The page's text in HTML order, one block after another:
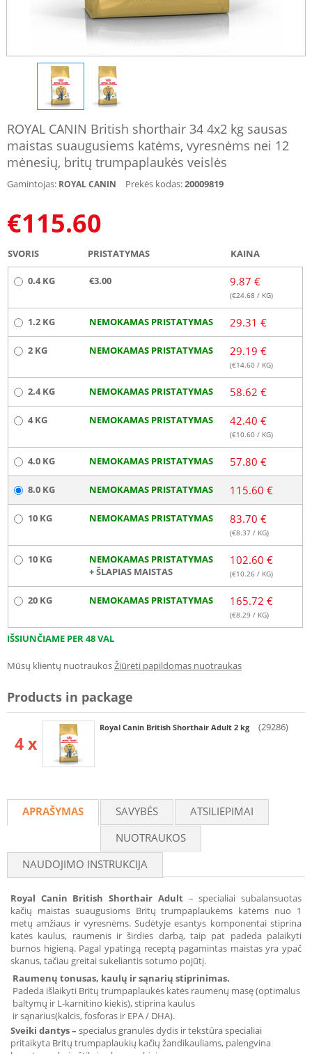
ROYAL CANIN British shorthair 34 4x2 kg sausas
maistas suaugusiems katėms, vyresnėms nei 12
mėnesių, britų trumpaplaukės veislės
Gamintojas: ROYAL CANIN Prekės kodas:20009819
€115.60
SVORIS PRISTATYMAS KAINA
0.4 KG €3.00 9.87 €
(€24.68 / KG)
1.2 KG NEMOKAMAS PRISTATYMAS 29.31 €
2 KG NEMOKAMAS PRISTATYMAS 29.19 €
(€14.60 / KG)
2.4 KG NEMOKAMAS PRISTATYMAS 58.62 €
4 KG NEMOKAMAS PRISTATYMAS 42.40 €
(€10.60 / KG)
4.0 KG NEMOKAMAS PRISTATYMAS 57.80 €
8.0 KG NEMOKAMAS PRISTATYMAS 115.60 €
10 KG NEMOKAMAS PRISTATYMAS 83.70 €
(€8.37 / KG)
10 KG
NEMOKAMAS PRISTATYMAS
+ ŠLAPIAS MAISTAS
102.60 €
(€10.26 / KG)
20 KG NEMOKAMAS PRISTATYMAS 165.72 €
(€8.29 / KG)
IŠSIUNČIAME PER 48 VAL
Mūsų klientų nuotraukosŽiūrėti papildomas nuotraukas
Products in package
4 x
Royal Canin British Shorthair Adult 2 kg (29286)
APRAŠYMAS SAVYBĖS
ATSILIEPIMAI
NUOTRAUKOS
NAUDOJIMO INSTRUKCIJA
Royal Canin British Shorthair Adult– specialiai subalansuotas
kačių maistas suaugusioms Britų trumpaplaukėms katėms nuo 1
metų amžiaus ir vyresnėms. Sudėtyje esantys komponentai stiprina
katės kaulus, raumenis ir širdies darbą, taip pat padeda palaikyti
burnos higieną. Pagal ypatingą receptą pagamintas maistas yra ypač
skanus, tačiau greitai sukeliantis sotumo pojūtį.
Raumenų tonusas, kaulų ir sąnarių stiprinimas.
Padeda išlaikyti Britų trumpaplaukės katės raumenų masę (optimalus
baltymų ir L-karnitino kiekis), stiprina kaulus
ir sąnarius(kalcis, fosforas ir EPA / DHA).
Sveiki dantys– specialus granulės dydis ir tekstūra specialiai
pritaikyta Britų trumpaplaukių kačių žandikauliams, palengvina